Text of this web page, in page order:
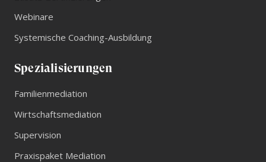
Webinare
Systemische Coaching-Ausbildung
Spezialisierungen
Familienmediation
Wirtschaftsmediation
Supervision
Praxispaket Mediation